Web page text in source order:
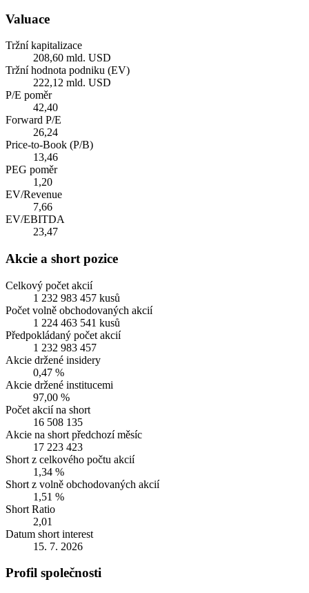
Valuace
Tržní kapitalizace
208,60 mld. USD
Tržní hodnota podniku (EV)
222,12 mld. USD
P/E poměr
42,40
Forward P/E
26,24
Price-to-Book (P/B)
13,46
PEG poměr
1,20
EV/Revenue
7,66
EV/EBITDA
23,47
Akcie a short pozice
Celkový počet akcií
1 232 983 457 kusů
Počet volně obchodovaných akcií
1 224 463 541 kusů
Předpokládaný počet akcií
1 232 983 457
Akcie držené insidery
0,47 %
Akcie držené institucemi
97,00 %
Počet akcií na short
16 508 135
Akcie na short předchozí měsíc
17 223 423
Short z celkového počtu akcií
1,34 %
Short z volně obchodovaných akcií
1,51 %
Short Ratio
2,01
Datum short interest
15. 7. 2026
Profil společnosti